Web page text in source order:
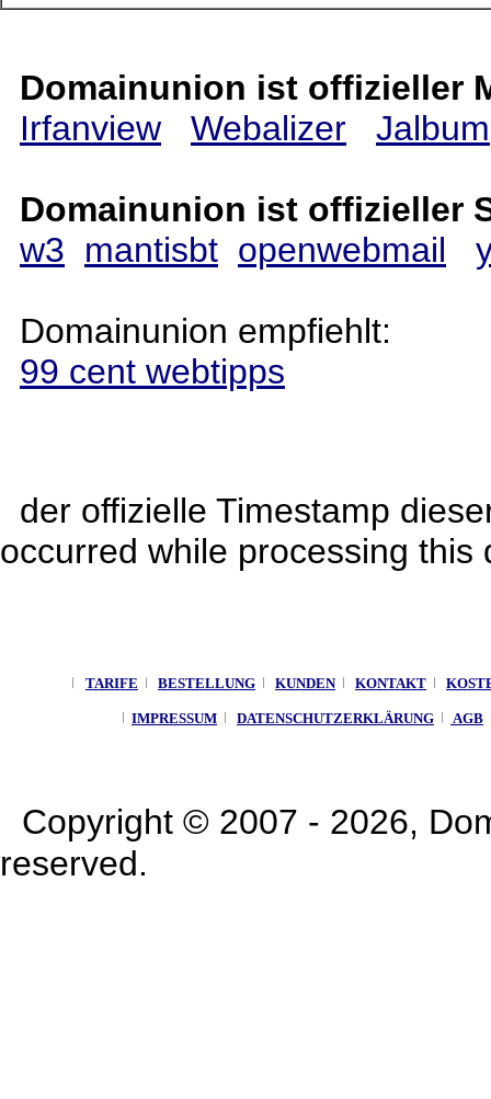
Domainunion ist offizieller
Irfanview
Webalizer Jalbum
Domainunion ist offizieller
w3 mantisbt openwebmail
Domainunion empfiehlt:
99 cent webtipps
der offizielle Timestamp
occurred while processing this
TARIFE BESTELLUNG KUNDEN KONTAKT
IMPRESSUM DATENSCHUTZERKLÄRUNG AGB
Copyright © 2007 - 2026,
reserved.